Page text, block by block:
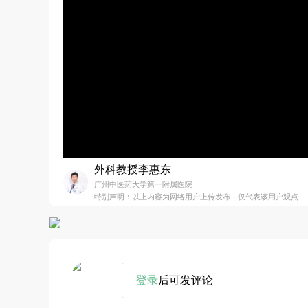
外科教授李惠东
广州中医药大学第一附属医院
特别声明：以上内容为网络用户上传发布，仅代表该用户观点
登录后可发评论